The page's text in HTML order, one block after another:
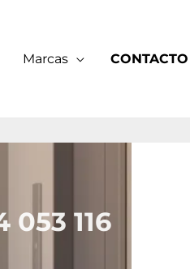
Marcas CONTACTO
053 116